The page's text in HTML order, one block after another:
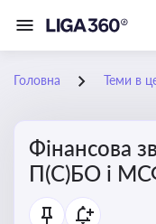
Головна Теми в
Фінансова
П(С)БО і